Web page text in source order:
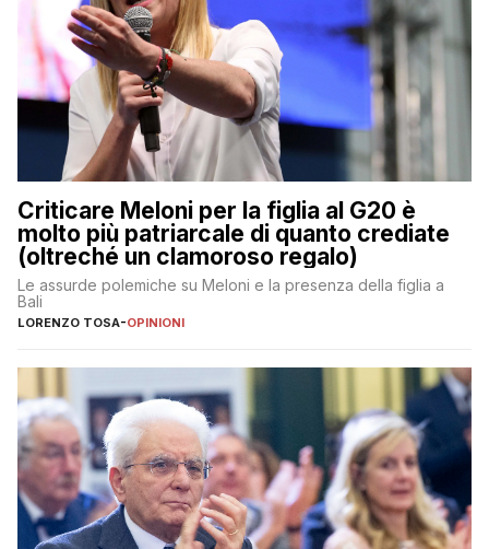
Criticare Meloni per la figlia al G20 è
molto più patriarcale di quanto crediate
(oltreché un clamoroso regalo)
Le assurde polemiche su Meloni e la presenza della figlia a
Bali
LORENZO TOSA-OPINIONI